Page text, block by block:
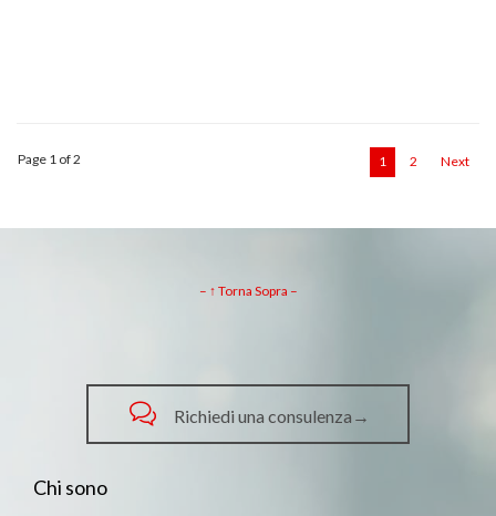
Page 1 of 2 1 2 Next
– ↑ Torna Sopra –
 Richiedi una consulenza→
Chi sono